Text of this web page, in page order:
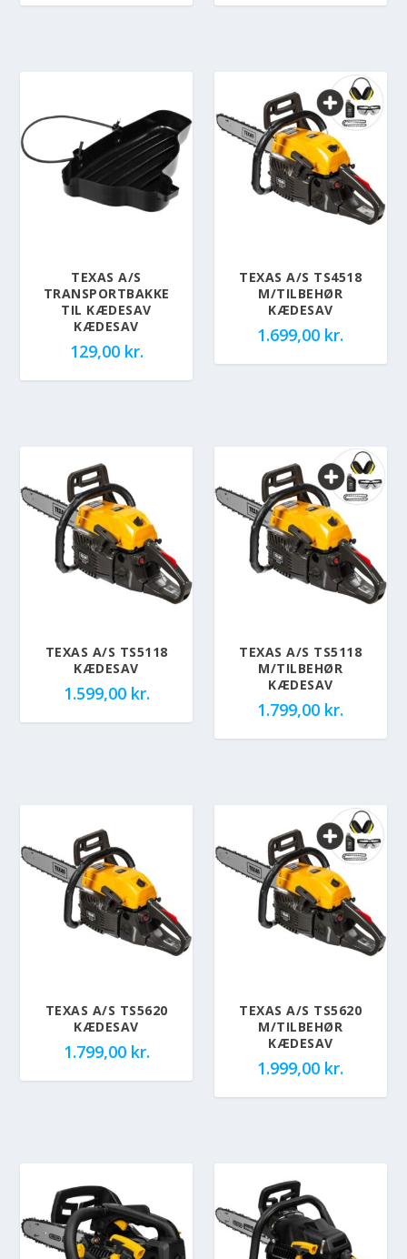
TEXAS A/S
TRANSPORTBAKKE
TIL KÆDESAV
KÆDESAV
129,00 kr.
TEXAS A/S TS4518
M/TILBEHØR
KÆDESAV
1.699,00 kr.
TEXAS A/S TS5118
KÆDESAV
1.599,00 kr.
TEXAS A/S TS5118
M/TILBEHØR
KÆDESAV
1.799,00 kr.
TEXAS A/S TS5620
KÆDESAV
1.799,00 kr.
TEXAS A/S TS5620
M/TILBEHØR
KÆDESAV
1.999,00 kr.